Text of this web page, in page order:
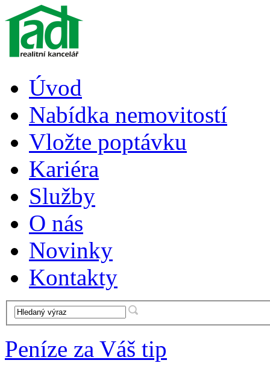
Úvod
Nabídka nemovitostí
Vložte poptávku
Kariéra
Služby
O nás
Novinky
Kontakty
Peníze za Váš tip